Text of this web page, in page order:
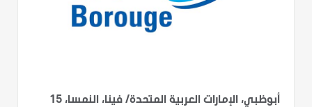
أبوظبي، الإمارات العربية المتحدة/ فينا، النمسا، 15